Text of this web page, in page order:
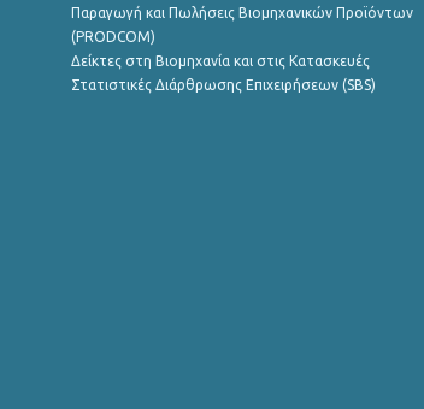
Παραγωγή και Πωλήσεις Βιομηχανικών Προϊόντων
(PRODCOM)
Δείκτες στη Βιομηχανία και στις Κατασκευές
Στατιστικές Διάρθρωσης Επιχειρήσεων (SBS)